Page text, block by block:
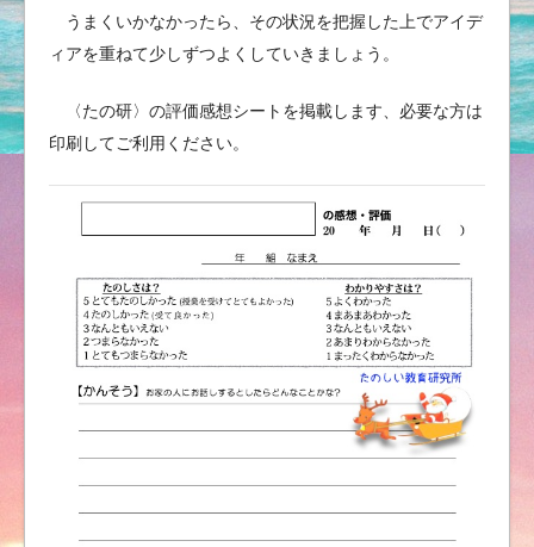
うまくいかなかったら、その状況を把握した上でアイデ
ィアを重ねて少しずつよくしていきましょう。
〈たの研〉の評価感想シートを掲載します、必要な方は
印刷してご利用ください。